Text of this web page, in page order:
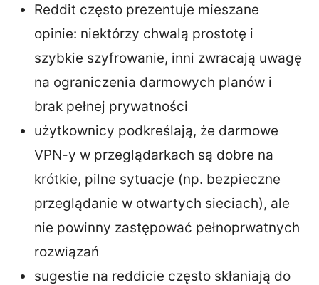
Reddit często prezentuje mieszane
opinie: niektórzy chwalą prostotę i
szybkie szyfrowanie, inni zwracają uwagę
na ograniczenia darmowych planów i
brak pełnej prywatności
użytkownicy podkreślają, że darmowe
VPN-y w przeglądarkach są dobre na
krótkie, pilne sytuacje (np. bezpieczne
przeglądanie w otwartych sieciach), ale
nie powinny zastępować pełnoprwatnych
rozwiązań
sugestie na reddicie często skłaniają do